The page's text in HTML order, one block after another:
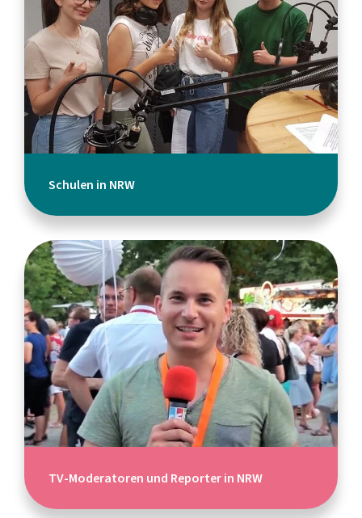
Schulen in NRW
TV-Moderatoren und Reporter in NRW